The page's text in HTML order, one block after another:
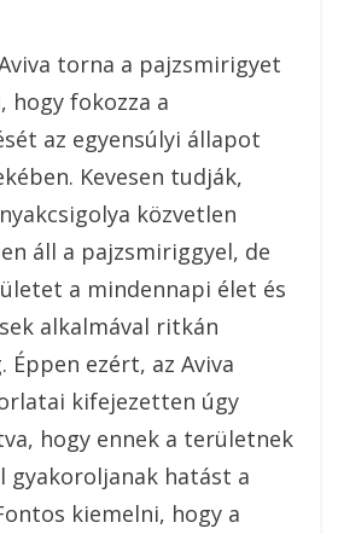
torna a pajzsmirigyet
hogy fokozza a
az egyensúlyi állapot
Kevesen tudják,
közvetlen
áll a pajzsmiriggyel, de
a mindennapi élet és
alkalmával ritkán
Éppen ezért, az Aviva
kifejezetten úgy
hogy ennek a területnek
gyakoroljanak hatást a
kiemelni, hogy a